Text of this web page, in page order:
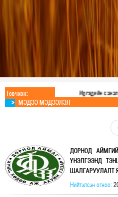
Товчхон:
Иргэдийн санал хүсэлт,
МЭДЭЭ МЭДЭЭЛЭЛ
ДОРНОД
ҮНЭЛГЭЭНД
ШАЛГАРУУЛАЛТ
АЗДТГ ын А200-р
Нийтэлсэн огноо: